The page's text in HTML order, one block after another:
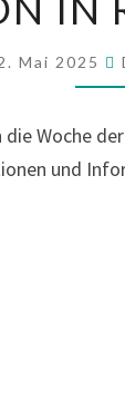
Mai 2025
die Woche
und